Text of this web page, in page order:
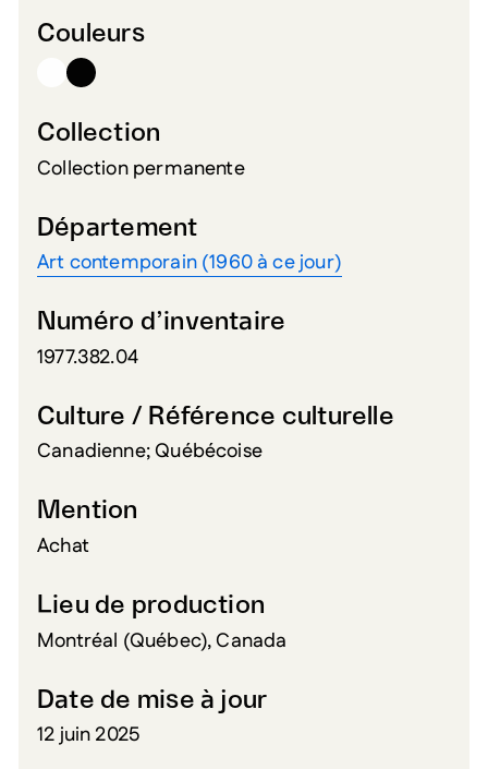
Couleurs
Collection
Collection permanente
Département
Art contemporain (1960 à ce jour)
Numéro d’inventaire
1977.382.04
Culture / Référence culturelle
Canadienne; Québécoise
Mention
Achat
Lieu de production
Montréal (Québec), Canada
Date de mise à jour
12 juin 2025